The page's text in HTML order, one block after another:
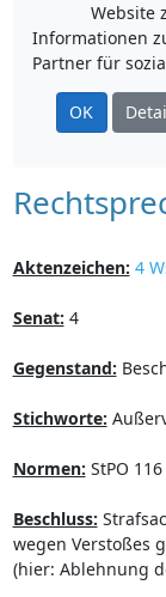
Website
Informationen
Partner für
OK
Aktenzeichen: 4
Senat: 4
Gegenstand:
Stichworte:
Normen: StPO 116
Beschluss:
wegen Verstoßes
(hier: Ablehnung